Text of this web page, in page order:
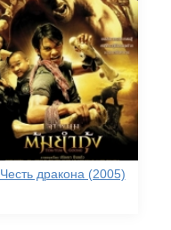
Честь дракона (2005)